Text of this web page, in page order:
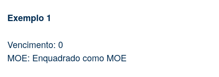
Exemplo 1
Vencimento: 0
MOE: Enquadrado como MOE